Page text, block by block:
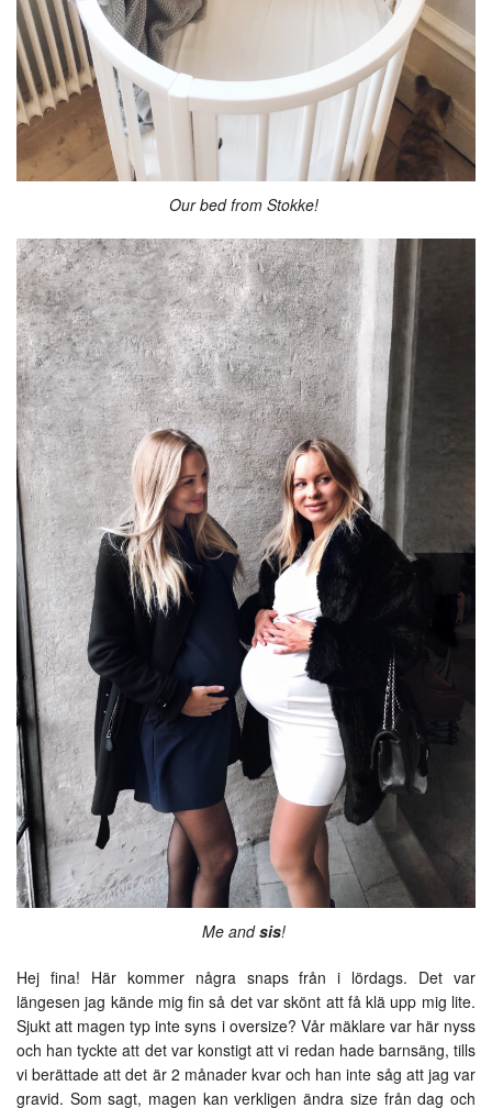
Our bed from Stokke!
Me andsis!
Hej fina! Här kommer några snaps från i lördags. Det var
längesen jag kände mig fin så det var skönt att få klä upp mig lite.
Sjukt att magen typ inte syns i oversize? Vår mäklare var här nyss
och han tyckte att det var konstigt att vi redan hade barnsäng, tills
vi berättade att det är 2 månader kvar och han inte såg att jag var
gravid. Som sagt, magen kan verkligen ändra size från dag och